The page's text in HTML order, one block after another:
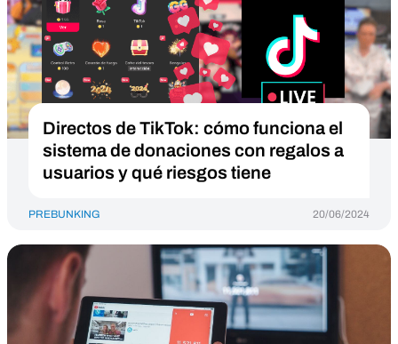
Directos de TikTok: cómo funciona el
sistema de donaciones con regalos a
usuarios y qué riesgos tiene
PREBUNKING 20/06/2024